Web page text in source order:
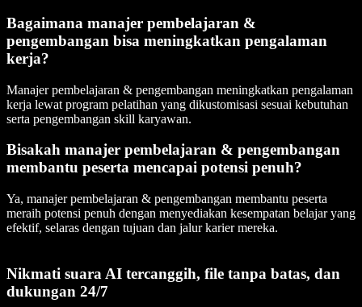
Bagaimana manajer pembelajaran &
pengembangan bisa meningkatkan pengalaman
kerja?
Manajer pembelajaran & pengembangan meningkatkan pengalaman
kerja lewat program pelatihan yang dikustomisasi sesuai kebutuhan
serta pengembangan skill karyawan.
Bisakah manajer pembelajaran & pengembangan
membantu peserta mencapai potensi penuh?
Ya, manajer pembelajaran & pengembangan membantu peserta
meraih potensi penuh dengan menyediakan kesempatan belajar yang
efektif, selaras dengan tujuan dan jalur karier mereka.
Nikmati suara AI tercanggih, file tanpa batas, dan
dukungan 24/7